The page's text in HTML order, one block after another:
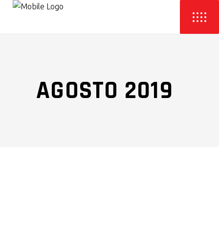
AGOSTO 2019